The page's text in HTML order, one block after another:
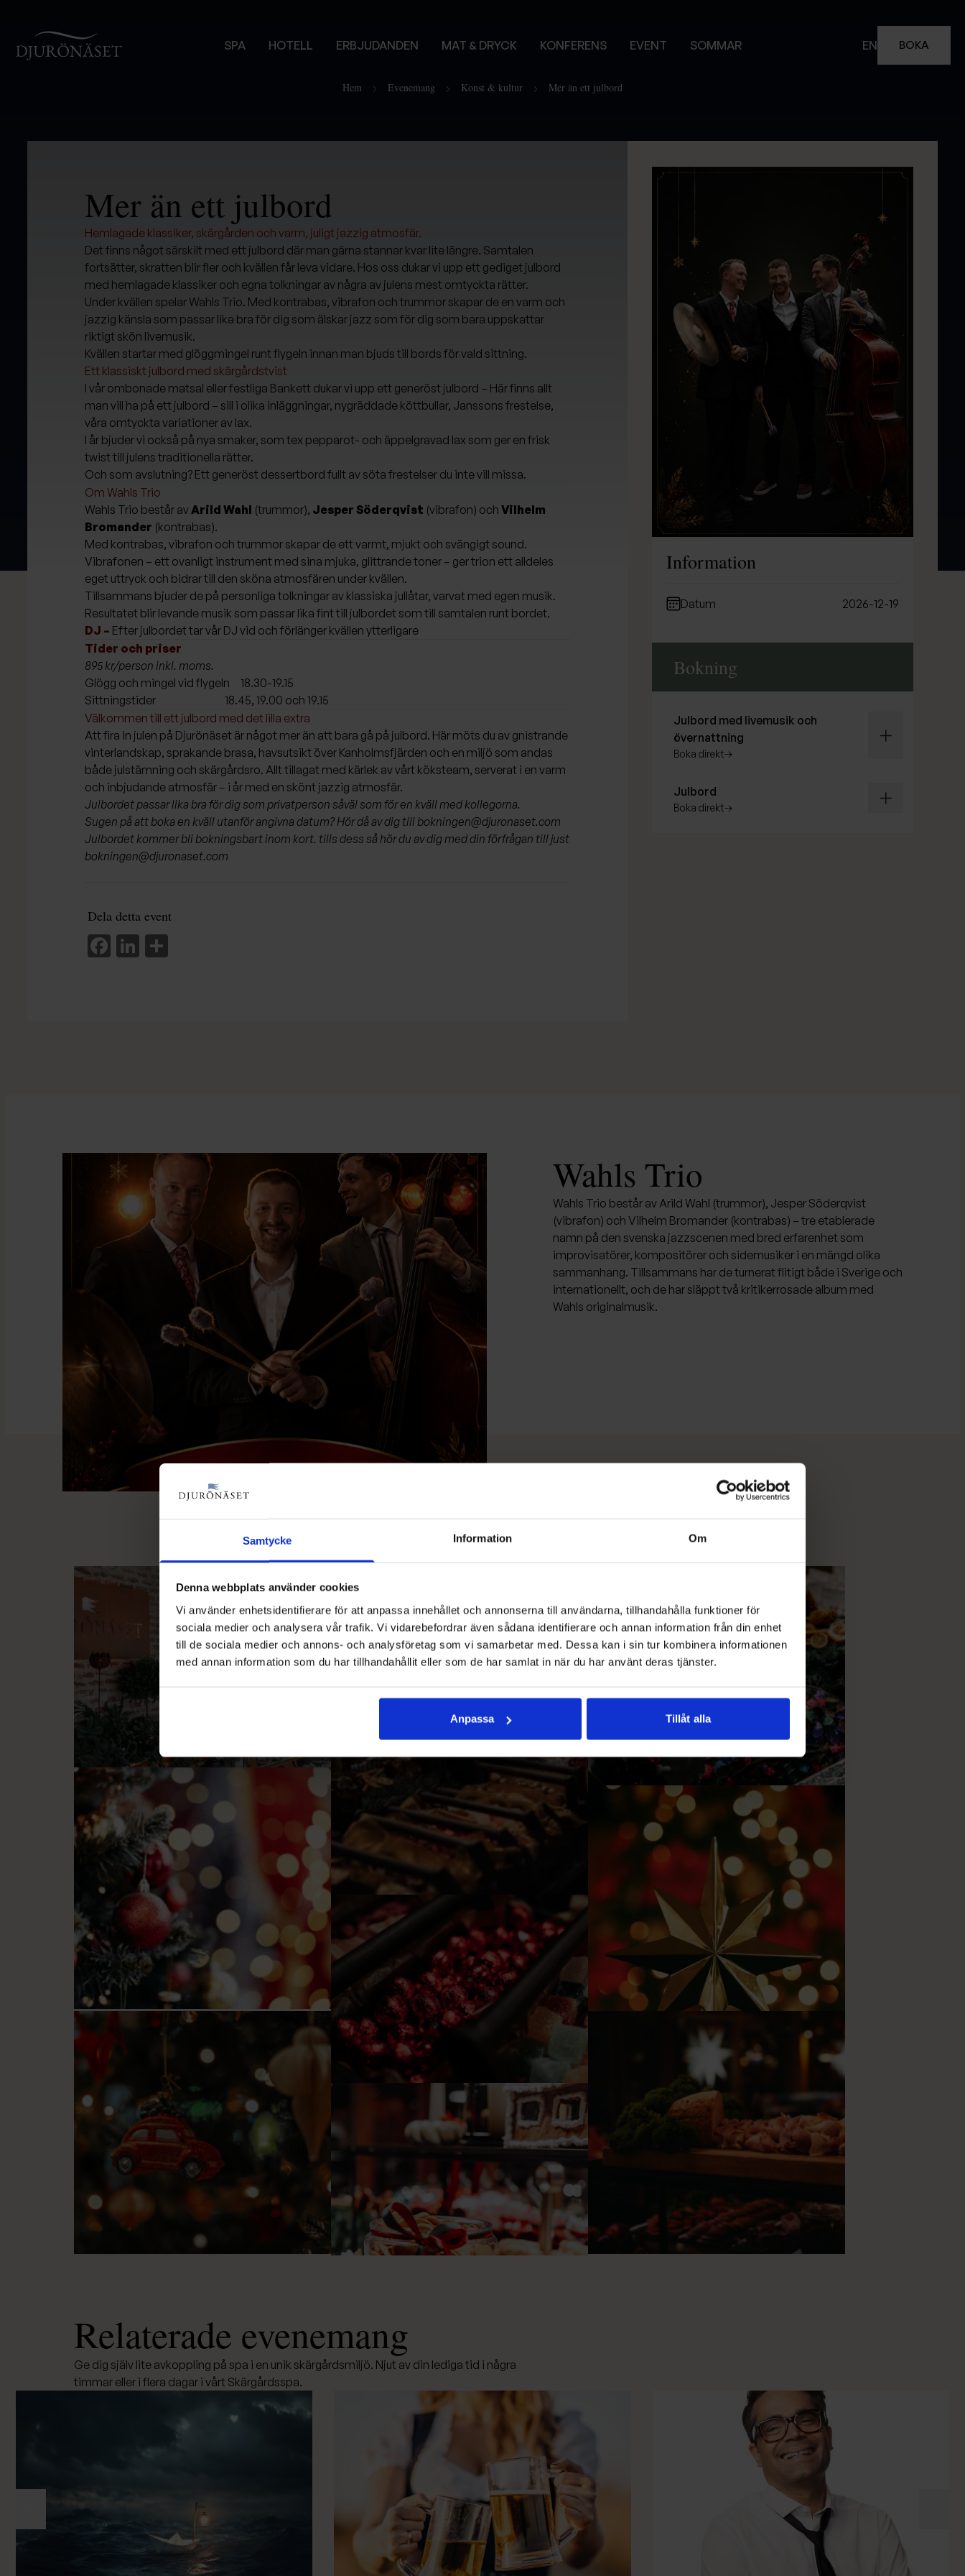
Samtycke Information Om
Denna webbplats använder cookies
Vi använder enhetsidentifierare för att anpassa innehållet och annonserna till användarna, tillhandahålla funktioner för
sociala medier och analysera vår trafik. Vi vidarebefordrar även sådana identifierare och annan information från din enhet
till de sociala medier och annons- och analysföretag som vi samarbetar med. Dessa kan i sin tur kombinera informationen
med annan information som du har tillhandahållit eller som de har samlat in när du har använt deras tjänster.
Anpassa Tillåt alla
Djurönäset SPA HOTELL ERBJUDANDEN MAT & DRYCK KONFERENS EVENT SOMMAR EN BOKA
Hem Evenemang Konst & kultur Mer än ett julbord
Mer än ett julbord
Hemlagade klassiker, skärgården och varm, juligt jazzig atmosfär.
Det finns något särskilt med ett julbord där man gärna stannar kvar lite längre. Samtalen
fortsätter, skratten blir fler och kvällen får leva vidare. Hos oss dukar vi upp ett gediget julbord
med hemlagade klassiker och egna tolkningar av några av julens mest omtyckta rätter.
Under kvällen spelar Wahls Trio. Med kontrabas, vibrafon och trummor skapar de en varm och
jazzig känsla som passar lika bra för dig som älskar jazz som för dig som bara uppskattar
riktigt skön livemusik.
Kvällen startar med glöggmingel runt flygeln innan man bjuds till bords för vald sittning.
Ett klassiskt julbord med skärgårdstvist
I vår ombonade matsal eller festliga Bankett dukar vi upp ett generöst julbord – Här finns allt
man vill ha på ett julbord – sill i olika inläggningar, nygräddade köttbullar, Janssons frestelse,
våra omtyckta variationer av lax.
I år bjuder vi också på nya smaker, som tex pepparot- och äppelgravad lax som ger en frisk
twist till julens traditionella rätter.
Och som avslutning? Ett generöst dessertbord fullt av söta frestelser du inte vill missa.
Om Wahls Trio
Wahls Trio består avArild Wahl (trummor), Jesper Söderqvist (vibrafon) och Vilhelm
Bromander (kontrabas).
Med kontrabas, vibrafon och trummor skapar de ett varmt, mjukt och svängigt sound.
Vibrafonen – ett ovanligt instrument med sina mjuka, glittrande toner – ger trion ett alldeles
eget uttryck och bidrar till den sköna atmosfären under kvällen.
Tillsammans bjuder de på personliga tolkningar av klassiska jullåtar, varvat med egen musik.
Resultatet blir levande musik som passar lika fint till julbordet som till samtalen runt bordet.
DJ – Efter julbordet tar vår DJ vid och förlänger kvällen ytterligare
Tider och priser
895 kr/person inkl. moms.
Glögg och mingel vid flygeln 18.30-19.15
Sittningstider 18.45, 19.00 och 19.15
Välkommen till ett julbord med det lilla extra
Att fira in julen på Djurönäset är något mer än att bara gå på julbord. Här möts du av gnistrande
vinterlandskap, sprakande brasa, havsutsikt över Kanholmsfjärden och en miljö som andas
både julstämning och skärgårdsro. Allt tillagat med kärlek av vårt köksteam, serverat i en varm
och inbjudande atmosfär – i år med en skönt jazzig atmosfär.
Julbordet passar lika bra för dig som privatperson såväl som för en kväll med kollegorna.
Sugen på att boka en kväll utanför angivna datum? Hör då av dig tillbokningen@djuronaset.com
Julbordet kommer bli bokningsbart inom kort. tills dess så hör du av dig med din förfrågan till just
bokningen@djuronaset.com
Dela detta event
Facebook
LinkedIn
Information
Datum 2026-12-19
Bokning
Julbord med livemusik och
övernattning
boka direkt
Julbord
boka direkt
Expandera
Wahls Trio
Wahls Trio består av Arild Wahl (trummor), Jesper Söderqvist
(vibrafon) och Vilhelm Bromander (kontrabas) – tre etablerade
namn på den svenska jazzscenen med bred erfarenhet som
improvisatörer, kompositörer och sidemusiker i en mängd olika
sammanhang. Tillsammans har de turnerat flitigt både i Sverige och
internationellt, och de har släppt två kritikerrosade album med
Wahls originalmusik.
Relaterade evenemang
Ge dig själv lite avkoppling på spa i en unik skärgårdsmiljö. Njut av din lediga tid i några
timmar eller i flera dagar i vårt Skärgårdsspa.